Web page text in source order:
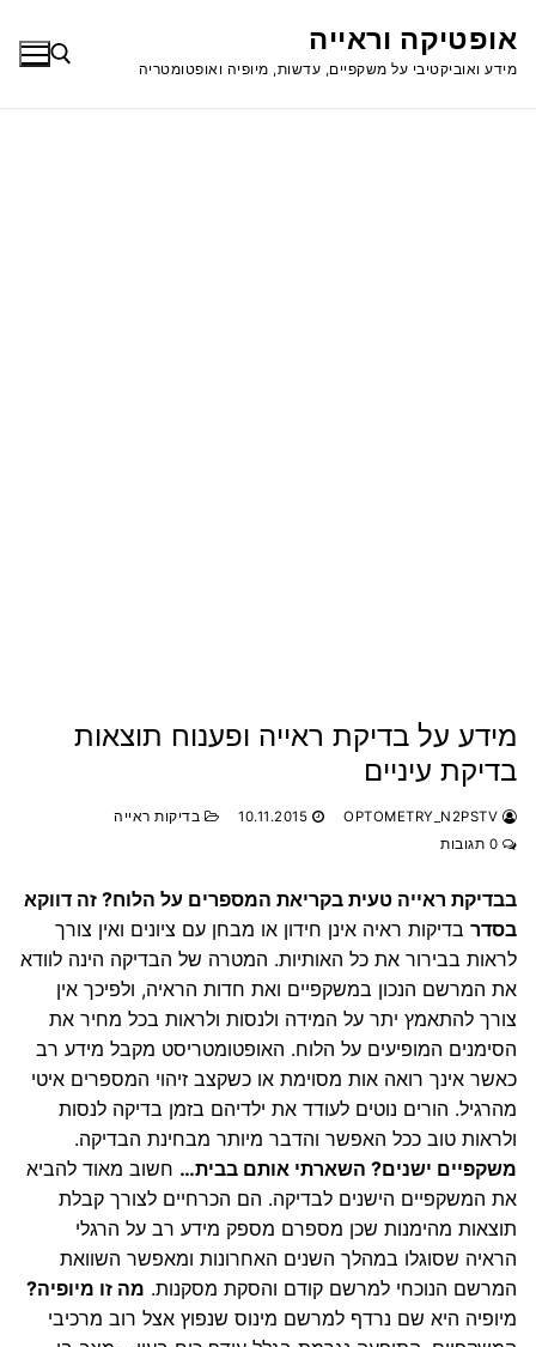
לתוכןאופטיקה וראייה
מידע ואוביקטיבי על משקפיים, עדשות, מיופיה ואופטומטריה
מידע על בדיקת ראייה ופענוח תוצאות
בדיקת עיניים
10.11.2015
בדיקות ראייה
בבדיקת ראייה טעית בקריאת המספרים על הלוח? זה דווקא
בסדר בדיקות ראיה אינן חידון או מבחן עם ציונים ואין צורך
לראות בבירור את כל האותיות. המטרה של הבדיקה הינה לוודא
את המרשם הנכון במשקפיים ואת חדות הראיה, ולפיכך אין
צורך להתאמץ יתר על המידה ולנסות ולראות בכל מחיר את
הסימנים המופיעים על הלוח. האופטומטריסט מקבל מידע רב
כאשר אינך רואה אות מסוימת או כשקצב זיהוי המספרים איטי
מהרגיל. הורים נוטים לעודד את ילדיהם בזמן בדיקה לנסות
ולראות טוב ככל האפשר והדבר מיותר מבחינת הבדיקה.
משקפיים ישנים? השארתי אותם בבית… חשוב מאוד להביא
את המשקפיים הישנים לבדיקה. הם הכרחיים לצורך קבלת
תוצאות מהימנות שכן מספרם מספק מידע רב על הרגלי
הראיה שסוגלו במהלך השנים האחרונות ומאפשר השוואת
המרשם הנוכחי למרשם קודם והסקת מסקנות. מה זו מיופיה?
מיופיה היא שם נרדף למרשם מינוס שנפוץ אצל רוב מרכיבי